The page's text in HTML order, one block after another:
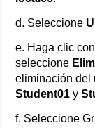
d. Seleccione
e. Haga clic
seleccione
eliminación del
Student01 y
f. Seleccione